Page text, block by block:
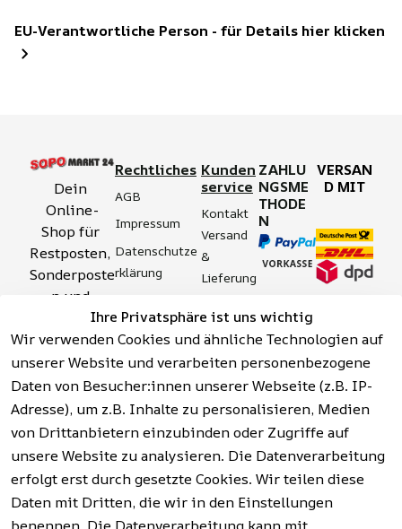
EU-Verantwortliche Person - für Details hier klicken
Ihre Privatsphäre ist uns wichtig
Wir verwenden Cookies und ähnliche Technologien auf
unserer Website und verarbeiten personenbezogene
Daten von Besucher:innen unserer Webseite (z.B. IP-
Adresse), um z.B. Inhalte zu personalisieren, Medien
von Drittanbietern einzubinden oder Zugriffe auf
unsere Website zu analysieren. Die Datenverarbeitung
erfolgt erst durch gesetzte Cookies. Wir teilen diese
Daten mit Dritten, die wir in den Einstellungen
Dein
Online-
Shop für
Restposten,
Sonderposte
n und
Aktionsartik
el rund um
Werkzeuge,
Garten,
Haushalt
und mehr.
Vertrag
widerrufen
Rechtliches
AGB
Impressum
Datenschutze
rklärung
tserklärung
Widerrufsrech
t
Hinweise zur
Batterieentso
rgung
Kunden
service
Kontakt
Versand
&
Lieferung
&
Sicherhei
t
Häufige
Fragen
(FAQ)
ZAHLU
NGSME
THODE
N
VERSAN
D MIT